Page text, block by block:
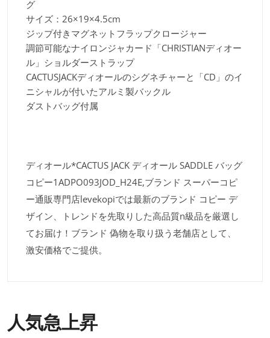
グ
サイズ：26×19×4.5cm
ジップ付きマグネットフラップクロージャー
調節可能なナイロンジャカード「CHRISTIANディオー
ル」ショルダーストラップ
CACTUSJACKディオールのシグネチャーと「CD」のイ
ニシャルが付いたアルミ製バックル
ダストバッグ付属
ディオール*CACTUS JACK ディオール SADDLE バッグ
コピー1ADPO093JOD_H24E,ブランド スーパーコピ
ー通販専門店levekopiでは最新のブランド コピー デ
ザイン、トレンドを先取りした高品質n級品を厳選し
てお届け！ブランド 偽物を取り扱う老舗店として、
激安価格でご提供。
人気急上昇